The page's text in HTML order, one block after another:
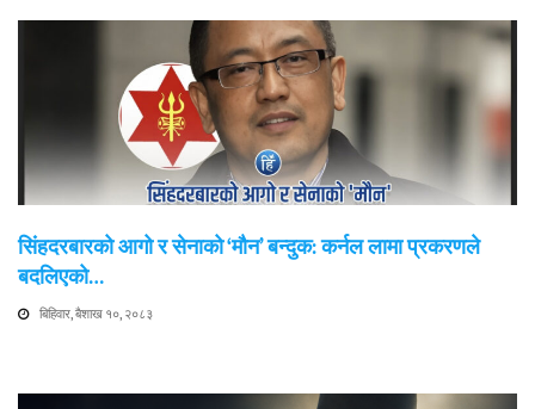
सिंहदरबारको आगो र सेनाको ‘मौन’ बन्दुक: कर्नल लामा प्रकरणले
बदलिएको…
बिहिवार, बैशाख १०, २०८३